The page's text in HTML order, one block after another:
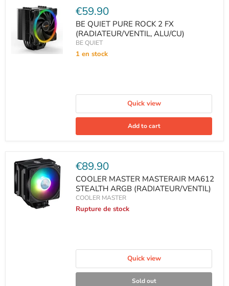
Current
price
€59.90
BE QUIET PURE ROCK 2 FX
(RADIATEUR/VENTIL, ALU/CU)
BE QUIET
1 en stock
Quick view
Add to cart
Current
price
€89.90
COOLER MASTER MASTERAIR MA612
STEALTH ARGB (RADIATEUR/VENTIL)
COOLER MASTER
Rupture de stock
Quick view
Sold out